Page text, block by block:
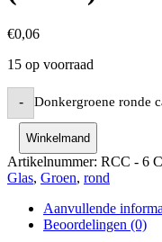
€0,06
15 op voorraad
- Donkergroene ronde
Winkelmand
Artikelnummer: RCC - 6
Glas, Groen, rond
Aanvullende
Beoordelingen (0)